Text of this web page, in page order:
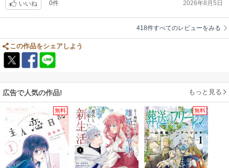
いいね 0件 2026年8月5日
418件すべてのレビューをみる
この作品をシェアしよう
広告で人気の作品! もっと見る
無料 無料